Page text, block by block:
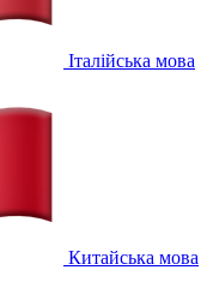
Італійська мова
Китайська мова